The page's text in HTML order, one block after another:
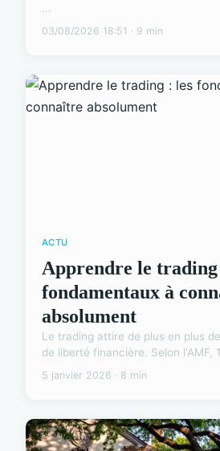
...
03/08/2026 18:51 · 9 min
ACTU
Apprendre le trading
fondamentaux à
absolument
Le trading attire de plus en plus
de liberté financière. Selon l'AMF,
5 janvier 2026 · 8 min